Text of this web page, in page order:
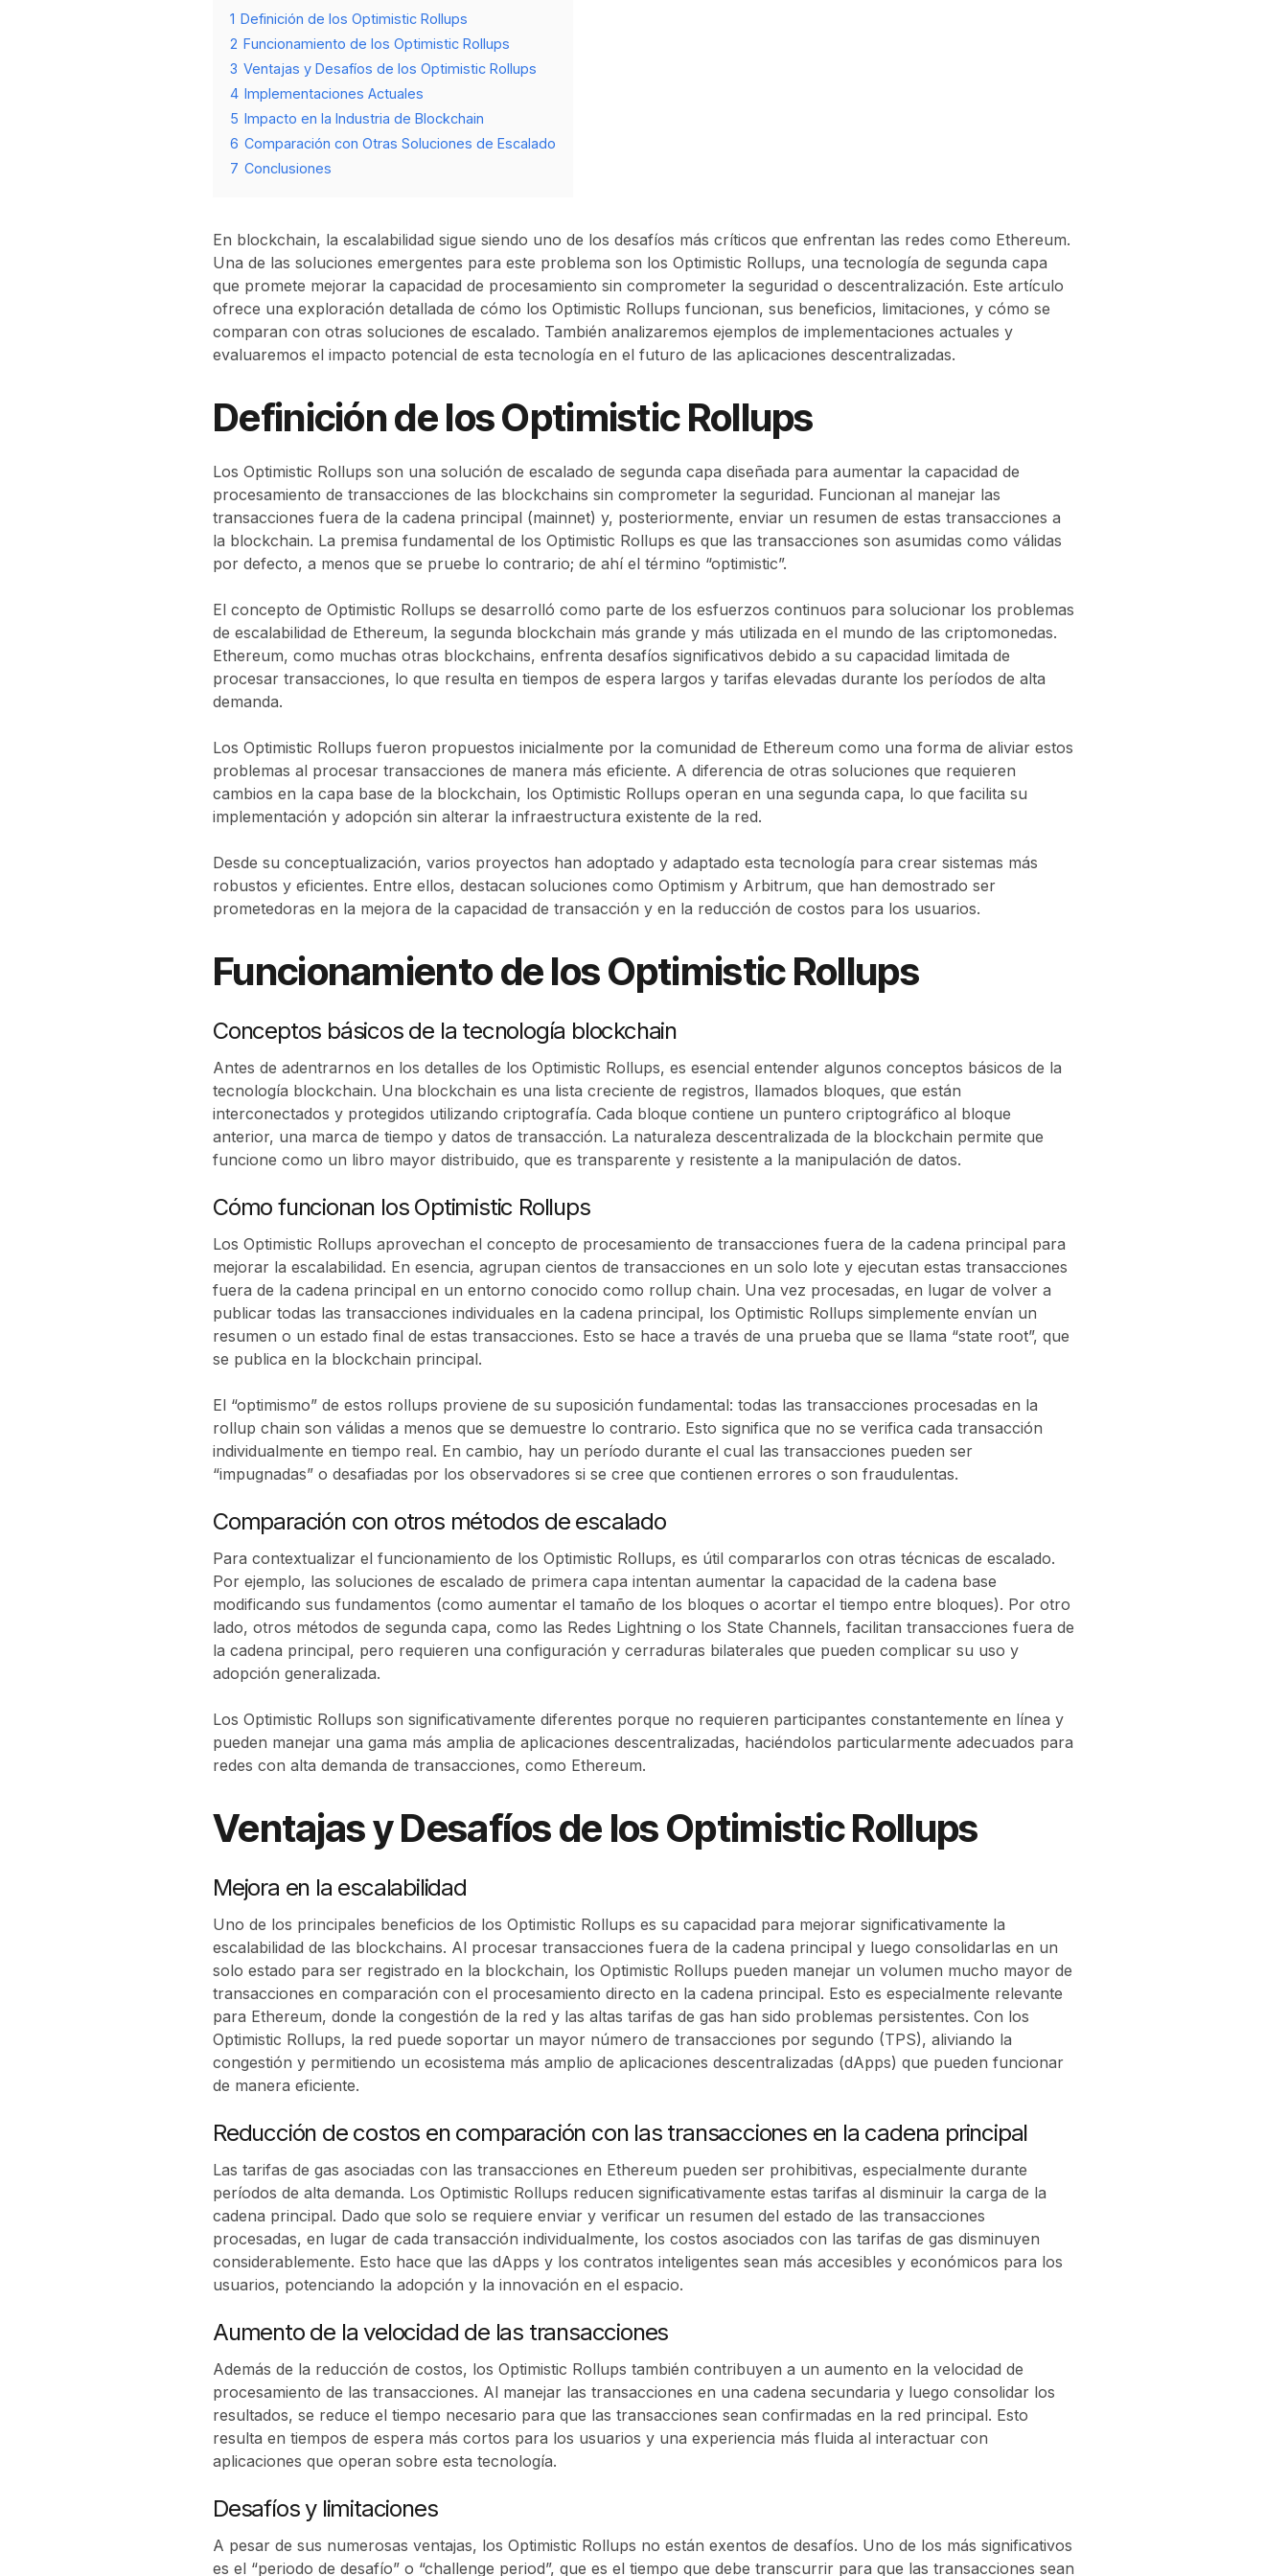
1 Definición de los Optimistic Rollups
2 Funcionamiento de los Optimistic Rollups
3 Ventajas y Desafíos de los Optimistic Rollups
4 Implementaciones Actuales
5 Impacto en la Industria de Blockchain
6 Comparación con Otras Soluciones de Escalado
7 Conclusiones
En blockchain, la escalabilidad sigue siendo uno de los desafíos más críticos que enfrentan las redes como Ethereum.
Una de las soluciones emergentes para este problema son los Optimistic Rollups, una tecnología de segunda capa
que promete mejorar la capacidad de procesamiento sin comprometer la seguridad o descentralización. Este artículo
ofrece una exploración detallada de cómo los Optimistic Rollups funcionan, sus beneficios, limitaciones, y cómo se
comparan con otras soluciones de escalado. También analizaremos ejemplos de implementaciones actuales y
evaluaremos el impacto potencial de esta tecnología en el futuro de las aplicaciones descentralizadas.
Definición de los Optimistic Rollups
Los Optimistic Rollups son una solución de escalado de segunda capa diseñada para aumentar la capacidad de
procesamiento de transacciones de las blockchains sin comprometer la seguridad. Funcionan al manejar las
transacciones fuera de la cadena principal (mainnet) y, posteriormente, enviar un resumen de estas transacciones a
la blockchain. La premisa fundamental de los Optimistic Rollups es que las transacciones son asumidas como válidas
por defecto, a menos que se pruebe lo contrario; de ahí el término “optimistic”.
El concepto de Optimistic Rollups se desarrolló como parte de los esfuerzos continuos para solucionar los problemas
de escalabilidad de Ethereum, la segunda blockchain más grande y más utilizada en el mundo de las criptomonedas.
Ethereum, como muchas otras blockchains, enfrenta desafíos significativos debido a su capacidad limitada de
procesar transacciones, lo que resulta en tiempos de espera largos y tarifas elevadas durante los períodos de alta
demanda.
Los Optimistic Rollups fueron propuestos inicialmente por la comunidad de Ethereum como una forma de aliviar estos
problemas al procesar transacciones de manera más eficiente. A diferencia de otras soluciones que requieren
cambios en la capa base de la blockchain, los Optimistic Rollups operan en una segunda capa, lo que facilita su
implementación y adopción sin alterar la infraestructura existente de la red.
Desde su conceptualización, varios proyectos han adoptado y adaptado esta tecnología para crear sistemas más
robustos y eficientes. Entre ellos, destacan soluciones como Optimism y Arbitrum, que han demostrado ser
prometedoras en la mejora de la capacidad de transacción y en la reducción de costos para los usuarios.
Funcionamiento de los Optimistic Rollups
Conceptos básicos de la tecnología blockchain
Antes de adentrarnos en los detalles de los Optimistic Rollups, es esencial entender algunos conceptos básicos de la
tecnología blockchain. Una blockchain es una lista creciente de registros, llamados bloques, que están
interconectados y protegidos utilizando criptografía. Cada bloque contiene un puntero criptográfico al bloque
anterior, una marca de tiempo y datos de transacción. La naturaleza descentralizada de la blockchain permite que
funcione como un libro mayor distribuido, que es transparente y resistente a la manipulación de datos.
Cómo funcionan los Optimistic Rollups
Los Optimistic Rollups aprovechan el concepto de procesamiento de transacciones fuera de la cadena principal para
mejorar la escalabilidad. En esencia, agrupan cientos de transacciones en un solo lote y ejecutan estas transacciones
fuera de la cadena principal en un entorno conocido como rollup chain. Una vez procesadas, en lugar de volver a
publicar todas las transacciones individuales en la cadena principal, los Optimistic Rollups simplemente envían un
resumen o un estado final de estas transacciones. Esto se hace a través de una prueba que se llama “state root”, que
se publica en la blockchain principal.
El “optimismo” de estos rollups proviene de su suposición fundamental: todas las transacciones procesadas en la
rollup chain son válidas a menos que se demuestre lo contrario. Esto significa que no se verifica cada transacción
individualmente en tiempo real. En cambio, hay un período durante el cual las transacciones pueden ser
“impugnadas” o desafiadas por los observadores si se cree que contienen errores o son fraudulentas.
Comparación con otros métodos de escalado
Para contextualizar el funcionamiento de los Optimistic Rollups, es útil compararlos con otras técnicas de escalado.
Por ejemplo, las soluciones de escalado de primera capa intentan aumentar la capacidad de la cadena base
modificando sus fundamentos (como aumentar el tamaño de los bloques o acortar el tiempo entre bloques). Por otro
lado, otros métodos de segunda capa, como las Redes Lightning o los State Channels, facilitan transacciones fuera de
la cadena principal, pero requieren una configuración y cerraduras bilaterales que pueden complicar su uso y
adopción generalizada.
Los Optimistic Rollups son significativamente diferentes porque no requieren participantes constantemente en línea y
pueden manejar una gama más amplia de aplicaciones descentralizadas, haciéndolos particularmente adecuados para
redes con alta demanda de transacciones, como Ethereum.
Ventajas y Desafíos de los Optimistic Rollups
Mejora en la escalabilidad
Uno de los principales beneficios de los Optimistic Rollups es su capacidad para mejorar significativamente la
escalabilidad de las blockchains. Al procesar transacciones fuera de la cadena principal y luego consolidarlas en un
solo estado para ser registrado en la blockchain, los Optimistic Rollups pueden manejar un volumen mucho mayor de
transacciones en comparación con el procesamiento directo en la cadena principal. Esto es especialmente relevante
para Ethereum, donde la congestión de la red y las altas tarifas de gas han sido problemas persistentes. Con los
Optimistic Rollups, la red puede soportar un mayor número de transacciones por segundo (TPS), aliviando la
congestión y permitiendo un ecosistema más amplio de aplicaciones descentralizadas (dApps) que pueden funcionar
de manera eficiente.
Reducción de costos en comparación con las transacciones en la cadena principal
Las tarifas de gas asociadas con las transacciones en Ethereum pueden ser prohibitivas, especialmente durante
períodos de alta demanda. Los Optimistic Rollups reducen significativamente estas tarifas al disminuir la carga de la
cadena principal. Dado que solo se requiere enviar y verificar un resumen del estado de las transacciones
procesadas, en lugar de cada transacción individualmente, los costos asociados con las tarifas de gas disminuyen
considerablemente. Esto hace que las dApps y los contratos inteligentes sean más accesibles y económicos para los
usuarios, potenciando la adopción y la innovación en el espacio.
Aumento de la velocidad de las transacciones
Además de la reducción de costos, los Optimistic Rollups también contribuyen a un aumento en la velocidad de
procesamiento de las transacciones. Al manejar las transacciones en una cadena secundaria y luego consolidar los
resultados, se reduce el tiempo necesario para que las transacciones sean confirmadas en la red principal. Esto
resulta en tiempos de espera más cortos para los usuarios y una experiencia más fluida al interactuar con
aplicaciones que operan sobre esta tecnología.
Desafíos y limitaciones
A pesar de sus numerosas ventajas, los Optimistic Rollups no están exentos de desafíos. Uno de los más significativos
es el “periodo de desafío” o “challenge period”, que es el tiempo que debe transcurrir para que las transacciones sean